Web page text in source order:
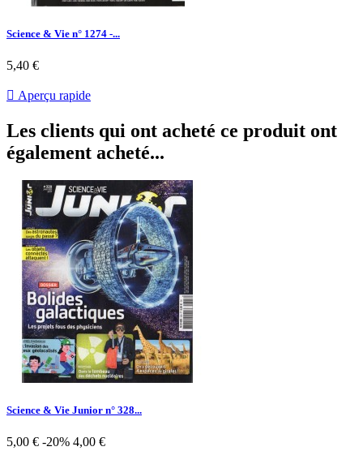
Science & Vie n° 1274 -...
Prix
5,40 €
 Aperçu rapide
Les clients qui ont acheté ce produit ont
également acheté...
Science & Vie Junior n° 328...
Prix
5,00 € -20% Prix
4,00 €